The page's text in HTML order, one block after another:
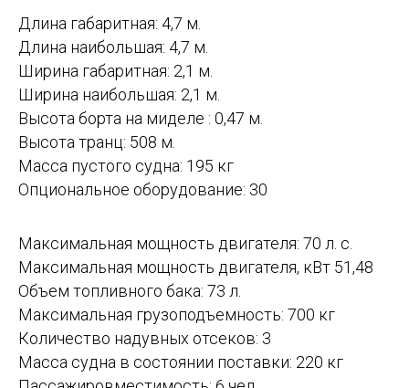
Длина габаритная: 4,7 м.
Длина наибольшая: 4,7 м.
Ширина габаритная: 2,1 м.
Ширина наибольшая: 2,1 м.
Высота борта на миделе : 0,47 м.
Высота транц: 508 м.
Масса пустого судна: 195 кг
Опциональное оборудование: 30
Максимальная мощность двигателя: 70 л. с.
Максимальная мощность двигателя, кВт 51,48
Объем топливного бака: 73 л.
Максимальная грузоподъемность: 700 кг
Количество надувных отсеков: 3
Масса судна в состоянии поставки: 220 кг